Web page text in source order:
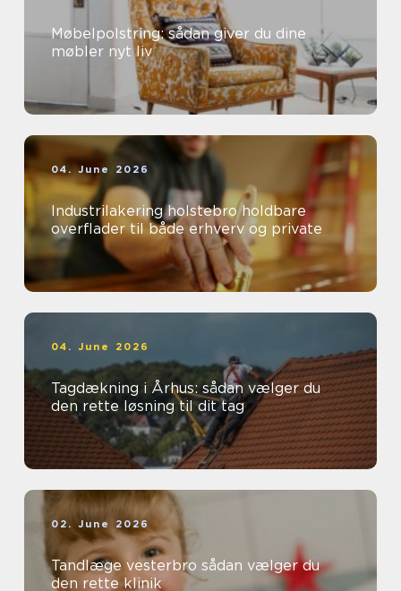
Møbelpolstring: sådan giver du dine
møbler nyt liv
04. June 2026
Industrilakering holstebro holdbare
overflader til både erhverv og private
04. June 2026
Tagdækning i Århus: sådan vælger du
den rette løsning til dit tag
02. June 2026
Tandlæge vesterbro sådan vælger du
den rette klinik